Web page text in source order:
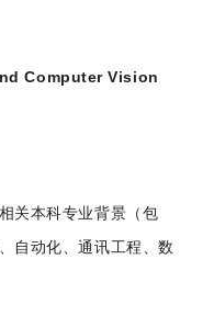
Computer Vision
关本科专业背景（包
自动化、通讯工程、数